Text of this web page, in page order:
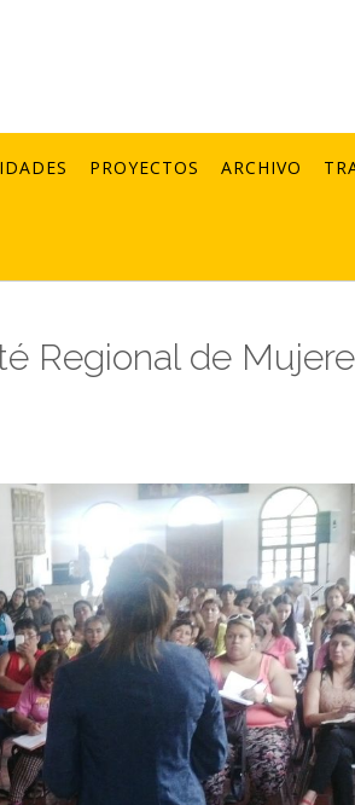
PROYECTOS ARCHIVO
Regional de